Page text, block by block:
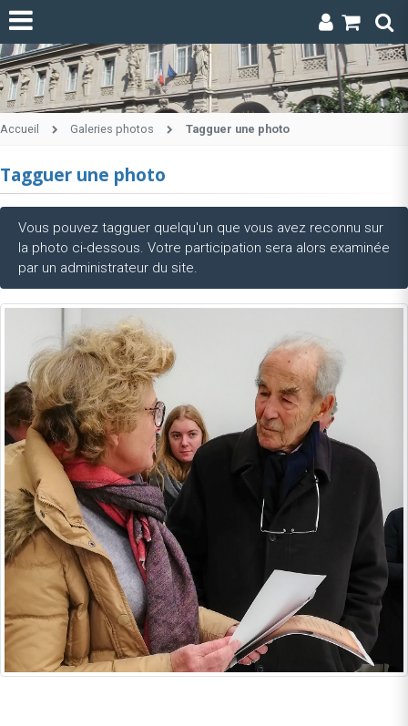
Accueil Galeries photos Tagguer une photo
Tagguer une photo
Vous pouvez tagguer quelqu'un que vous avez reconnu sur
la photo ci-dessous. Votre participation sera alors examinée
par un administrateur du site.